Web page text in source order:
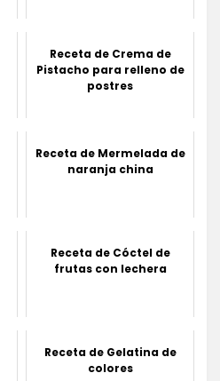
Receta de Crema de
Pistacho para relleno de
postres
Receta de Mermelada de
naranja china
Receta de Cóctel de
frutas con lechera
Receta de Gelatina de
colores